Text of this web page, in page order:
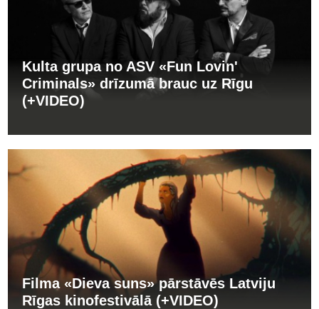
Kulta grupa no ASV «Fun Lovin'
Criminals» drīzumā brauc uz Rīgu
(+VIDEO)
Filma «Dieva suns» pārstāvēs Latviju
Rīgas kinofestivālā (+VIDEO)